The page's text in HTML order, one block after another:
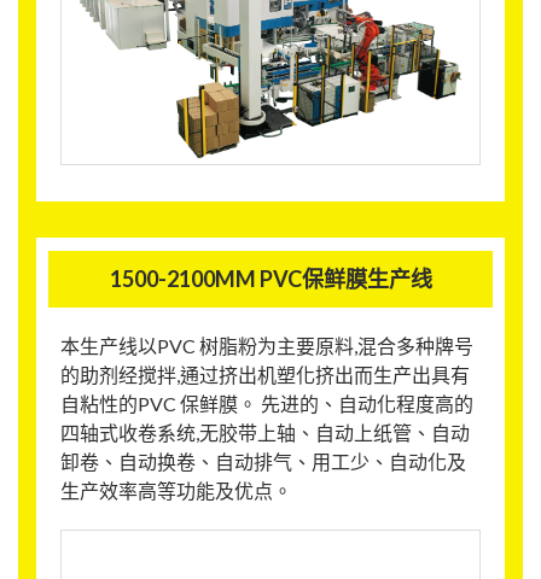
1500-2100MM PVC保鲜膜生产线
本生产线以PVC 树脂粉为主要原料,混合多种牌号
的助剂经搅拌,通过挤出机塑化挤出而生产出具有
自粘性的PVC 保鲜膜。 先进的、自动化程度高的
四轴式收卷系统,无胶带上轴、自动上纸管、自动
卸卷、自动换卷、自动排气、用工少、自动化及
生产效率高等功能及优点。